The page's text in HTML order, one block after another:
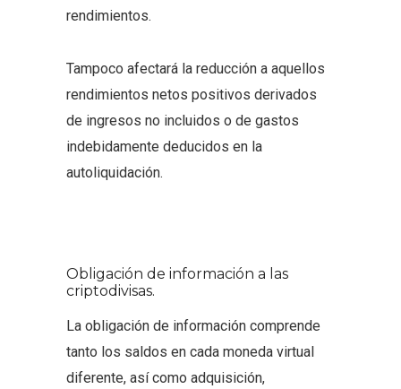
rendimientos.
Tampoco afectará la reducción a aquellos
rendimientos netos positivos derivados
de ingresos no incluidos o de gastos
indebidamente deducidos en la
autoliquidación.
Obligación de información a las
criptodivisas.
La obligación de información comprende
tanto los saldos en cada moneda virtual
diferente, así como adquisición,